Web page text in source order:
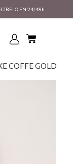
EN 24/48h
COFFE GOLD